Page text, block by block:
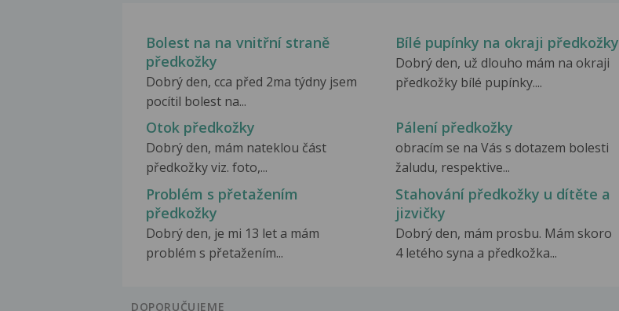
Bolest na na vnitřní straně
předkožky
Dobrý den, cca před 2ma týdny jsem
pocítil bolest na...
Bílé pupínky na okraji předkožky
Dobrý den, už dlouho mám na okraji
předkožky bílé pupínky....
Otok předkožky
Dobrý den, mám nateklou část
předkožky viz. foto,...
Pálení předkožky
obracím se na Vás s dotazem bolesti
žaludu, respektive...
Problém s přetažením
předkožky
Dobrý den, je mi 13 let a mám
problém s přetažením...
Stahování předkožky u dítěte a
jizvičky
Dobrý den, mám prosbu. Mám skoro
4 letého syna a předkožka...
DOPORUČUJEME